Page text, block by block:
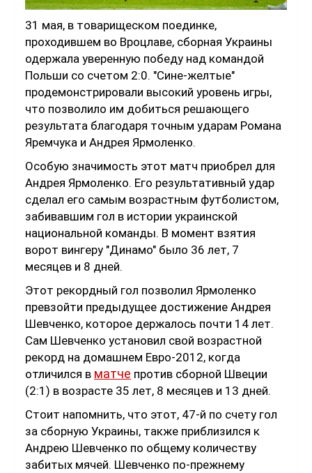
31 мая, в товарищеском поединке,
проходившем во Вроцлаве, сборная Украины
одержала уверенную победу над командой
Польши со счетом 2:0. "Сине-желтые"
продемонстрировали высокий уровень игры,
что позволило им добиться решающего
результата благодаря точным ударам Романа
Яремчука и Андрея Ярмоленко.
Особую значимость этот матч приобрел для
Андрея Ярмоленко. Его результативный удар
сделал его самым возрастным футболистом,
забивавшим гол в истории украинской
национальной команды. В момент взятия
ворот вингеру "Динамо" было 36 лет, 7
месяцев и 8 дней.
Этот рекордный гол позволил Ярмоленко
превзойти предыдущее достижение Андрея
Шевченко, которое держалось почти 14 лет.
Сам Шевченко установил свой возрастной
рекорд на домашнем Евро-2012, когда
отличился в матче против сборной Швеции
(2:1) в возрасте 35 лет, 8 месяцев и 13 дней.
Стоит напомнить, что этот, 47-й по счету гол
за сборную Украины, также приблизился к
Андрею Шевченко по общему количеству
забитых мячей. Шевченко по-прежнему